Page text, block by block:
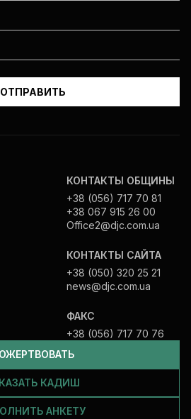
КАДИШ
АНКЕТУ
КОНТАКТЫ ОБЩИНЫ
+38 (056) 717 70 81
+38 067 915 26 00
Office2@djc.com.ua
КОНТАКТЫ САЙТА
+38 (050) 320 25 21
news@djc.com.ua
ФАКС
+38 (056) 717 70 76